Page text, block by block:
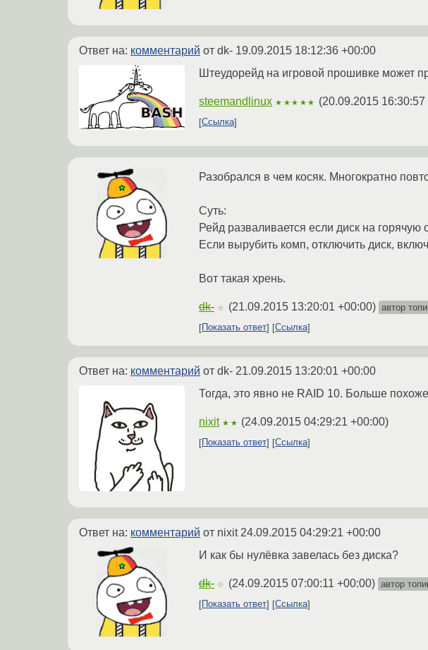
Ответ на: комментарий от dk- 19.09.2015 18:12:36 +00:00
Штеудорейд на игровой прошивке может
steemandlinux ★★★★★ (20.09.2015 16:30:57
Ссылка
Разобрался в чем косяк. Многократно
Суть:
Рейд разваливается если диск на горячую
Если вырубить комп, отключить диск,
Вот такая хрень.
dk- ☆ (21.09.2015 13:20:01 +00:00) автор
Показать ответ
Ссылка
Ответ на: комментарий от dk- 21.09.2015 13:20:01 +00:00
Тогда, это явно не RAID 10. Больше
nixit ★★ (24.09.2015 04:29:21 +00:00)
Показать ответ Ссылка
Ответ на: комментарий от nixit 24.09.2015 04:29:21 +00:00
И как бы нулёвка завелась без диска?
dk- ☆ (24.09.2015 07:00:11 +00:00) автор
Показать ответ
Ссылка